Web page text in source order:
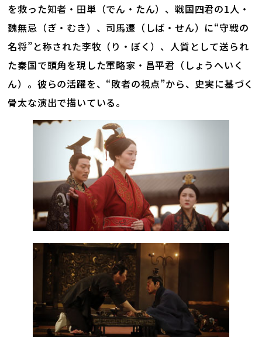
を救った知者・田単（でん・たん）、戦国四君の1人・
魏無忌（ぎ・むき）、司馬遷（しば・せん）に“守戦の
名将”と称された李牧（り・ぼく）、人質として送られ
た秦国で頭角を現した軍略家・昌平君（しょうへいく
ん）。彼らの活躍を、“敗者の視点”から、史実に基づく
骨太な演出で描いている。